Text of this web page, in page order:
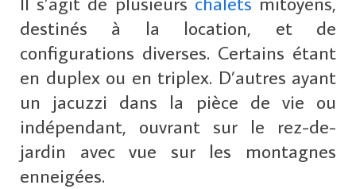
destinés à la location, et de
configurations diverses. Certains étant
en duplex ou en triplex. D’autres ayant
un jacuzzi dans la pièce de vie ou
indépendant, ouvrant sur le rez-de-
jardin avec vue sur les montagnes
enneigées.